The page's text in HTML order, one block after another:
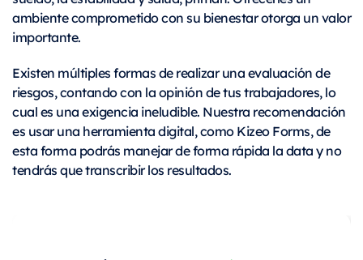
ambiente comprometido con su bienestar otorga un valor
importante.
Existen múltiples formas de realizar una evaluación de
riesgos, contando con la opinión de tus trabajadores, lo
cual es una exigencia ineludible. Nuestra recomendación
es usar una herramienta digital, como Kizeo Forms, de
esta forma podrás manejar de forma rápida la data y no
tendrás que transcribir los resultados.